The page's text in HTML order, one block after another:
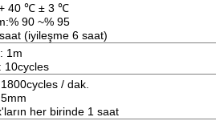
+ 40 ℃ ± 3 ℃
90 ~% 95
(iyileşme 6 saat)
1m
10cycles
/ dak.
her birinde 1 saat